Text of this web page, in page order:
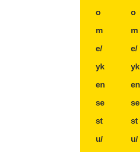
o
m
e/
yk
en
se
st
u/
o
m
e/
yk
en
se
st
u/